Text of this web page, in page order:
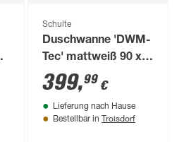
Schulte
Duschwanne 'DWM-
Tec' mattweiß 90 x
140 cm
399,99 €
Lieferung nach Hause
Bestellbar in Troisdorf